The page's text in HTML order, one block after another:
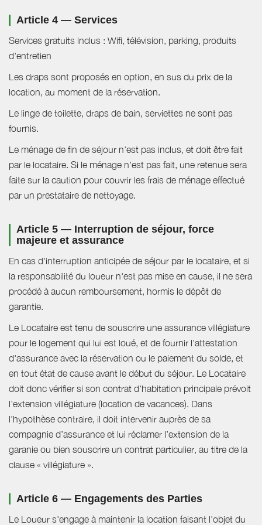
Article 4 — Services
Services gratuits inclus : Wifi, télévision, parking, produits
d'entretien
Les draps sont proposés en option, en sus du prix de la
location, au moment de la réservation.
Le linge de toilette, draps de bain, serviettes ne sont pas
fournis.
Le ménage de fin de séjour n'est pas inclus, et doit être fait
par le locataire. Si le ménage n'est pas fait, une retenue sera
faite sur la caution pour couvrir les frais de ménage effectué
par un prestataire de nettoyage.
Article 5 — Interruption de séjour, force
majeure et assurance
En cas d'interruption anticipée de séjour par le locataire, et si
la responsabilité du loueur n'est pas mise en cause, il ne sera
procédé à aucun remboursement, hormis le dépôt de
garantie.
Le Locataire est tenu de souscrire une assurance villégiature
pour le logement qui lui est loué, et de fournir l'attestation
d'assurance avec la réservation ou le paiement du solde, et
en tout état de cause avant le début du séjour. Le Locataire
doit donc vérifier si son contrat d'habitation principale prévoit
l’extension villégiature (location de vacances). Dans
l’hypothèse contraire, il doit intervenir auprès de sa
compagnie d’assurance et lui réclamer l’extension de la
garanie ou bien souscrire un contrat particulier, au titre de la
clause « villégiature ».
Article 6 — Engagements des Parties
Le Loueur s'engage à maintenir la location faisant l'objet du